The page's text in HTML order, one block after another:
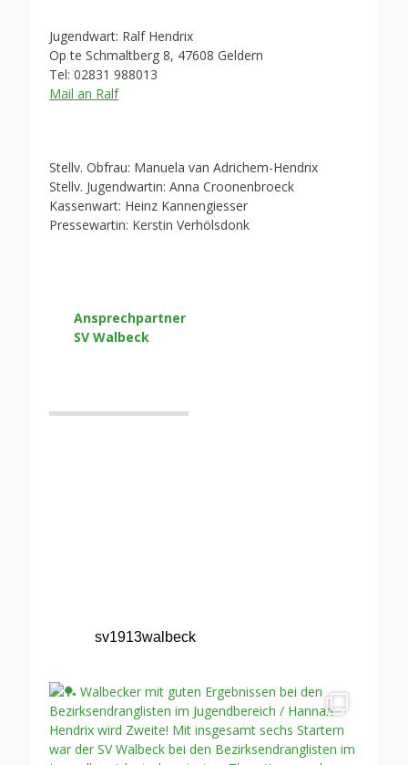
Jugendwart: Ralf Hendrix
Op te Schmaltberg 8, 47608 Geldern
Tel: 02831 988013
Mail an Ralf
Stellv. Obfrau: Manuela van Adrichem-Hendrix
Stellv. Jugendwartin: Anna Croonenbroeck
Kassenwart: Heinz Kannengiesser
Pressewartin: Kerstin Verhölsdonk
Ansprechpartner
SV Walbeck
sv1913walbeck